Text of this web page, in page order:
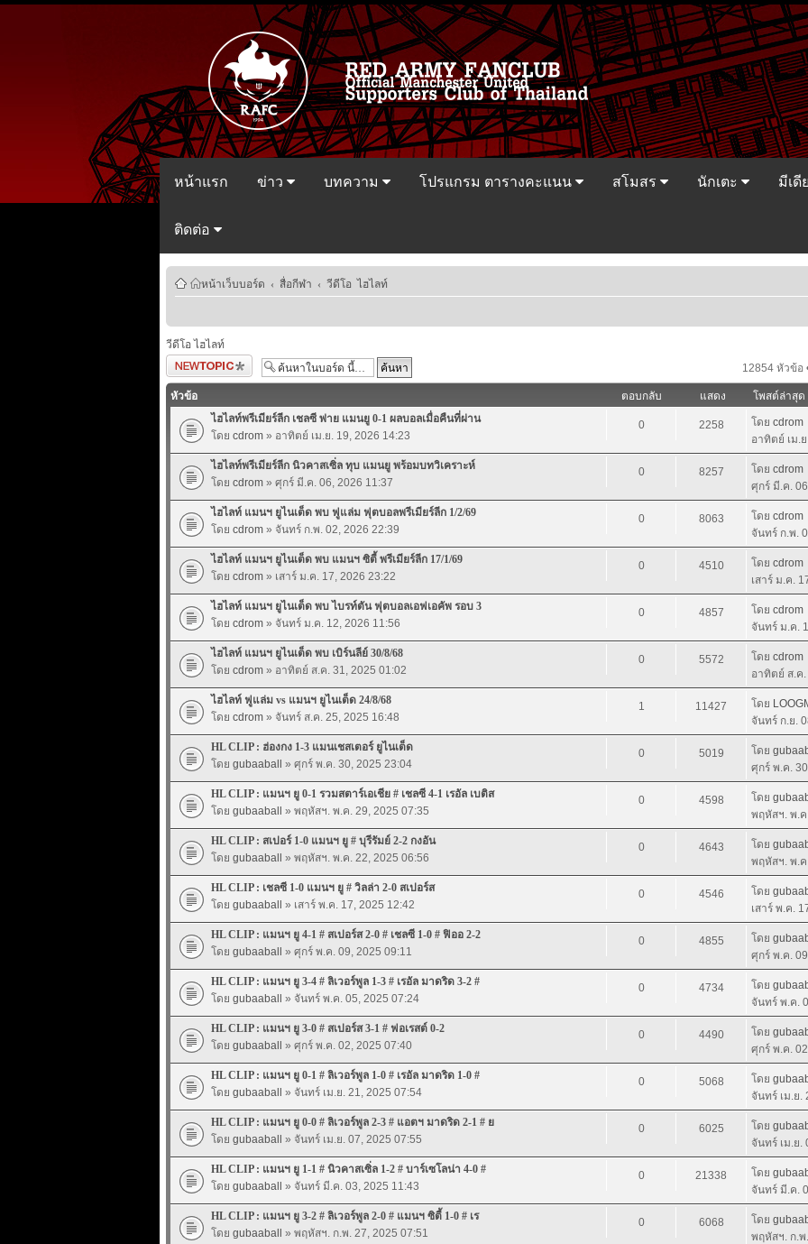
หน้าแรก ข่าว บทความ โปรแกรม ตารางคะแนน สโมสร นักเตะ มีเดี
ติดต่อ
หน้าเว็บบอร์ด ‹ สื่อกีฬา ‹ วีดีโอ ไฮไลท์
วีดีโอ ไฮไลท์
ตั้งกระทู้ใหม่
12854 หัวข้อ
หัวข้อ ตอบกลับ แสดง
โพสต์ล่าสุด
ไฮไลท์พรีเมียร์ลีก เชลซี พ่าย แมนยู 0-1 ผลบอลเมื่อคืนที่ผ่าน
โดย cdrom» อาทิตย์ เม.ย. 19, 2026 14:23
0 2258 โดย cdrom
อาทิตย์ เม.
ไฮไลท์พรีเมียร์ลีก นิวคาสเซิ่ล ทุบ แมนยู พร้อมบทวิเคราะห์
โดย cdrom» ศุกร์ มี.ค. 06, 2026 11:37
0 8257 โดย cdrom
ศุกร์ มี.ค.
ไฮไลท์ แมนฯ ยูไนเต็ด พบ ฟูแล่ม ฟุตบอลพรีเมียร์ลีก 1/2/69
โดย cdrom» จันทร์ ก.พ. 02, 2026 22:39
0 8063 โดย cdrom
จันทร์ ก.พ.
ไฮไลท์ แมนฯ ยูไนเต็ด พบ แมนฯ ซิตี้ พรีเมียร์ลีก 17/1/69
โดย cdrom» เสาร์ ม.ค. 17, 2026 23:22
0 4510 โดย cdrom
เสาร์ ม.ค.
ไฮไลท์ แมนฯ ยูไนเต็ด พบ ไบรท์ตัน ฟุตบอลเอฟเอคัพ รอบ 3
โดย cdrom» จันทร์ ม.ค. 12, 2026 11:56
0 4857 โดย cdrom
จันทร์ ม.ค.
ไฮไลท์ แมนฯ ยูไนเต็ด พบ เบิร์นลีย์ 30/8/68
โดย cdrom» อาทิตย์ ส.ค. 31, 2025 01:02
0 5572 โดย cdrom
อาทิตย์ ส.ค.
ไฮไลท์ ฟูแล่ม vs แมนฯ ยูไนเต็ด 24/8/68
โดย cdrom» จันทร์ ส.ค. 25, 2025 16:48
1 11427 โดย
จันทร์ ก.ย.
HL CLIP : ฮ่องกง 1-3 แมนเชสเตอร์ ยูไนเต็ด
โดย gubaaball » ศุกร์ พ.ค. 30, 2025 23:04
0 5019 โดย
ศุกร์ พ.ค.
HL CLIP : แมนฯ ยู 0-1 รวมสตาร์เอเชีย # เชลซี 4-1 เรอัล เบติส
โดย gubaaball » พฤหัสฯ. พ.ค. 29, 2025 07:35
0 4598 โดย
พฤหัสฯ. พ.ค
HL CLIP : สเปอร์ 1-0 แมนฯ ยู # บุรีรัมย์ 2-2 กงอัน
โดย gubaaball » พฤหัสฯ. พ.ค. 22, 2025 06:56
0 4643 โดย
พฤหัสฯ. พ.ค
HL CLIP : เชลซี 1-0 แมนฯ ยู # วิลล่า 2-0 สเปอร์ส
โดย gubaaball » เสาร์ พ.ค. 17, 2025 12:42
0 4546 โดย
เสาร์ พ.ค.
HL CLIP : แมนฯ ยู 4-1 # สเปอร์ส 2-0 # เชลซี 1-0 # ฟิออ 2-2
โดย gubaaball » ศุกร์ พ.ค. 09, 2025 09:11
0 4855 โดย
ศุกร์ พ.ค.
HL CLIP : แมนฯ ยู 3-4 # ลิเวอร์พูล 1-3 # เรอัล มาดริด 3-2 #
โดย gubaaball » จันทร์ พ.ค. 05, 2025 07:24
0 4734 โดย
จันทร์ พ.ค.
HL CLIP : แมนฯ ยู 3-0 # สเปอร์ส 3-1 # ฟอเรสต์ 0-2
โดย gubaaball » ศุกร์ พ.ค. 02, 2025 07:40
0 4490 โดย
ศุกร์ พ.ค.
HL CLIP : แมนฯ ยู 0-1 # ลิเวอร์พูล 1-0 # เรอัล มาดริด 1-0 #
โดย gubaaball » จันทร์ เม.ย. 21, 2025 07:54
0 5068 โดย
จันทร์ เม.ย.
HL CLIP : แมนฯ ยู 0-0 # ลิเวอร์พูล 2-3 # แอตฯ มาดริด 2-1 # ย
โดย gubaaball » จันทร์ เม.ย. 07, 2025 07:55
0 6025 โดย
จันทร์ เม.ย.
HL CLIP : แมนฯ ยู 1-1 # นิวคาสเซิ่ล 1-2 # บาร์เซโลน่า 4-0 #
โดย gubaaball » จันทร์ มี.ค. 03, 2025 11:43
0 21338 โดย
จันทร์ มี.ค.
HL CLIP : แมนฯ ยู 3-2 # ลิเวอร์พูล 2-0 # แมนฯ ซิตี้ 1-0 # เร
โดย gubaaball » พฤหัสฯ. ก.พ. 27, 2025 07:51
0 6068 โดย
พฤหัสฯ. ก.พ